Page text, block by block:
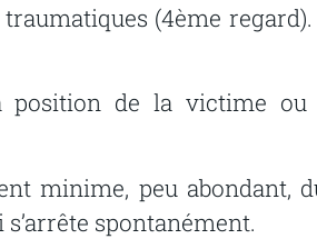
traumatiques (4ème regard).
position de la victime
minime, peu abondant,
s’arrête spontanément.